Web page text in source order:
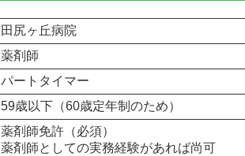
田尻ヶ丘病院
薬剤師
パートタイマー
59歳以下（60歳定年制のため）
薬剤師免許（必須）
薬剤師としての実務経験があれば尚可